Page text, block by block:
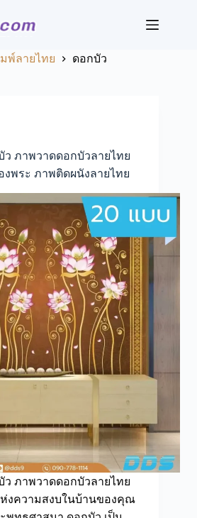
พ์ลายไทย ดอกบัว
ภาพวาดดอกบัวลายไทย
งพระ ภาพติดผนังลายไทย
ภาพวาดดอกบัวลายไทย
งความสงบในบ้านของคุณ